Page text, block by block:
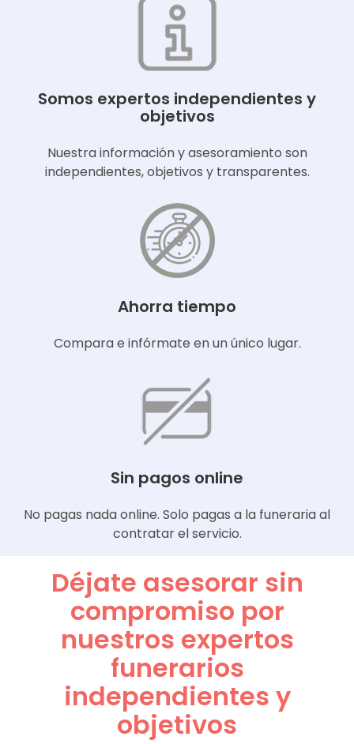
Somos expertos independientes y
objetivos
Nuestra información y asesoramiento son
independientes, objetivos y transparentes.
Ahorra tiempo
Compara e infórmate en un único lugar.
Sin pagos online
No pagas nada online. Solo pagas a la funeraria al
contratar el servicio.
Déjate asesorar sin
compromiso por
nuestros expertos
funerarios
independientes y
objetivos